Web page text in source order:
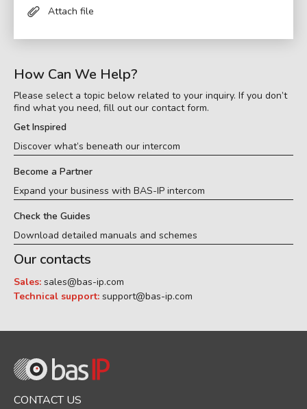
Attach file
How Can We Help?
Please select a topic below related to your inquiry. If you don’t
find what you need, fill out our contact form.
Get Inspired
Discover what’s beneath our intercom
Become a Partner
Expand your business with BAS-IP intercom
Check the Guides
Download detailed manuals and schemes
Our contacts
Sales: sales@bas-ip.com
Technical support: support@bas-ip.com
CONTACT US